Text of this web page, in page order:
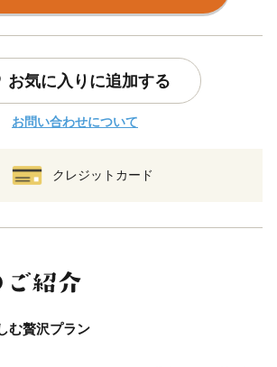
お気に入りに追加する
お問い合わせについて
クレジットカード
む贅沢プラン